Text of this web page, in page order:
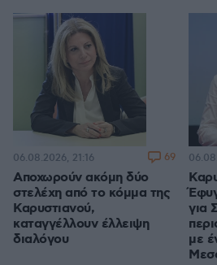
Αποχωρούν ακόμη δύο
στελέχη από το κόμμα της
Καρυστιανού,
καταγγέλλουν έλλειψη
διαλόγου
06.08.2026, 21:16 69
για
με